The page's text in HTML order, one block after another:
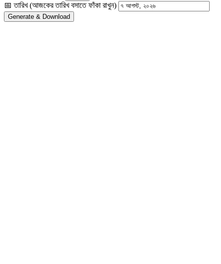
📅 তারিখ (আজকের তারিখ বসাতে ফাঁকা রাখুন)
Generate & Download